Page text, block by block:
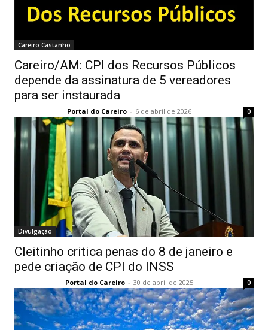
Careiro Castanho
Careiro/AM: CPI dos Recursos Públicos
depende da assinatura de 5 vereadores
para ser instaurada
Portal do Careiro - 6 de abril de 2026 0
Divulgação
Cleitinho critica penas do 8 de janeiro e
pede criação de CPI do INSS
Portal do Careiro - 30 de abril de 2025 0